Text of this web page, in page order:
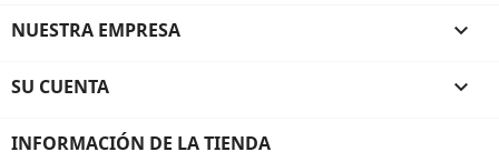
NUESTRA EMPRESA 
SU CUENTA 
INFORMACIÓN DE LA TIENDA